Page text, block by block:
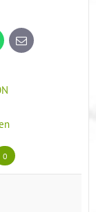
E-
mail
0